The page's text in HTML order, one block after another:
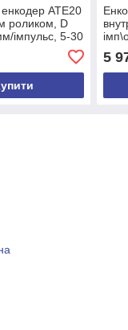
ATE20
роликом, D
імпульс, 5-30
B,Z,/Z, кабель
5